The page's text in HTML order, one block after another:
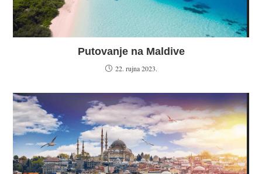
Putovanje na Maldive
22. rujna 2023.